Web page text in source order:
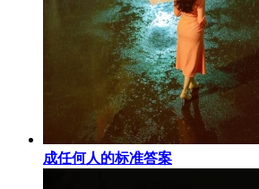
成任何人的标准答案